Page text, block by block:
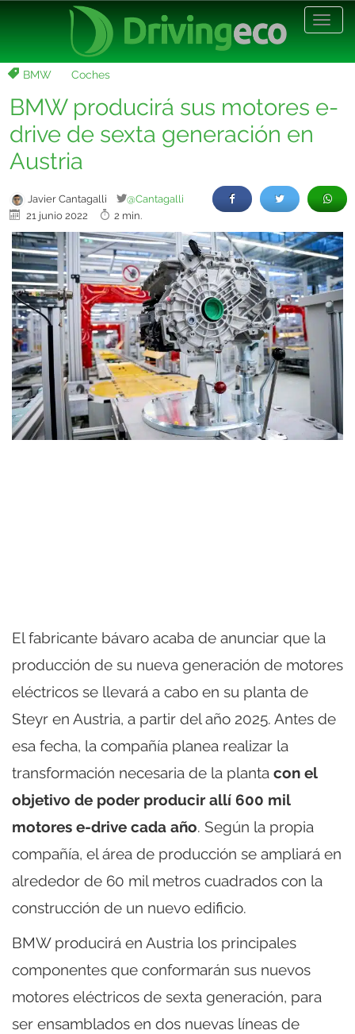
BMW Coches
BMW producirá sus motores e-
drive de sexta generación en
Austria
Javier Cantagalli
@Cantagalli
21 junio 2022
2 min.
El fabricante bávaro acaba de anunciar que la
producción de su nueva generación de motores
eléctricos se llevará a cabo en su planta de
Steyr en Austria, a partir del año 2025. Antes de
esa fecha, la compañía planea realizar la
transformación necesaria de la planta con el
objetivo de poder producir allí 600 mil
motores e-drive cada año. Según la propia
compañía, el área de producción se ampliará en
alrededor de 60 mil metros cuadrados con la
construcción de un nuevo edificio.
BMW producirá en Austria los principales
componentes que conformarán sus nuevos
motores eléctricos de sexta generación, para
ser ensamblados en dos nuevas líneas de